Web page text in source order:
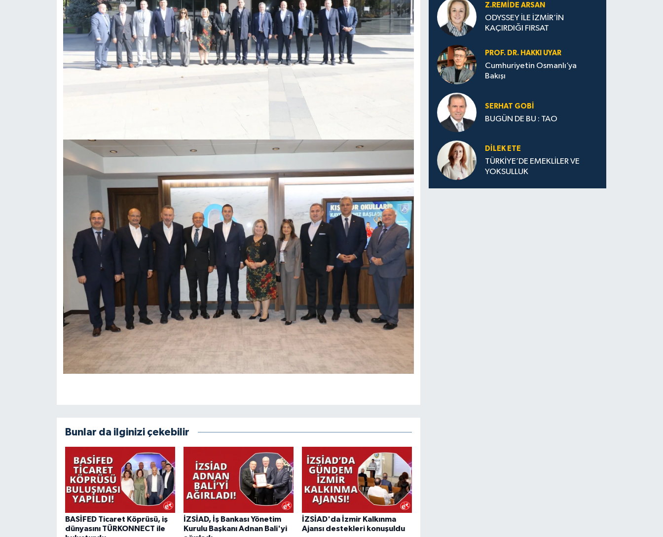
Bunlar da ilginizi çekebilir
BASİFED Ticaret Köprüsü, iş
dünyasını TÜRKONNECT ile
İZSİAD, İş Bankası Yönetim
Kurulu Başkanı Adnan Bali'yi
İZSİAD'da İzmir Kalkınma
Ajansı destekleri konuşuldu
Z.REMIDE ARSAN
ODYSSEY İLE İZMİR’İN
KAÇIRDIĞI FIRSAT
PROF. DR. HAKKI UYAR
Cumhuriyetin Osmanlı’ya
Bakışı
SERHAT GOBİ
BUGÜN DE BU : TAO
DILEK ETE
TÜRKİYE’DE EMEKLİLER VE
YOKSULLUK